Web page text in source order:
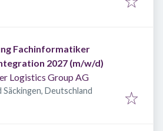
Fachinformatiker
2027 (m/w/d)
Logistics Group AG
Säckingen, Deutschland